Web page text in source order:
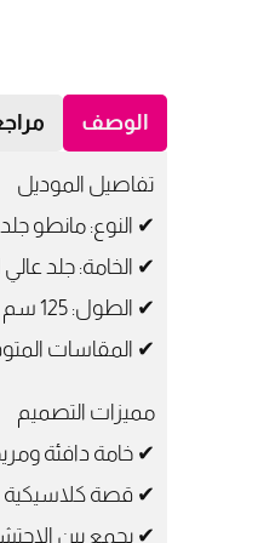
الوصف
تفاصيل الموديل
✔ النوع: مانطو
✔ الخامة: جلد عالي
✔ الطول: 125 سم
✔ المقاسات المتوفرة: 38 – 40 –
مميزات التصميم
✔ خامة دافئة
✔ قصة كلاسيكية
✔ يجمع بين